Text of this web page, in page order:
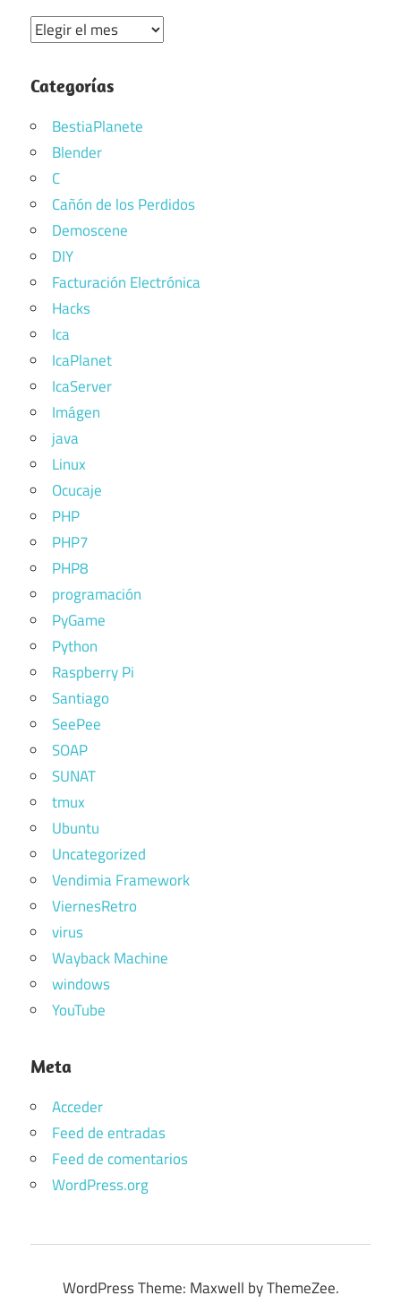
Archivos
Categorías
BestiaPlanete
Blender
C
Cañón de los Perdidos
Demoscene
DIY
Facturación Electrónica
Hacks
Ica
IcaPlanet
IcaServer
Imágen
java
Linux
Ocucaje
PHP
PHP7
PHP8
programación
PyGame
Python
Raspberry Pi
Santiago
SeePee
SOAP
SUNAT
tmux
Ubuntu
Uncategorized
Vendimia Framework
ViernesRetro
virus
Wayback Machine
windows
YouTube
Meta
Acceder
Feed de entradas
Feed de comentarios
WordPress.org
WordPress Theme: Maxwell by ThemeZee.